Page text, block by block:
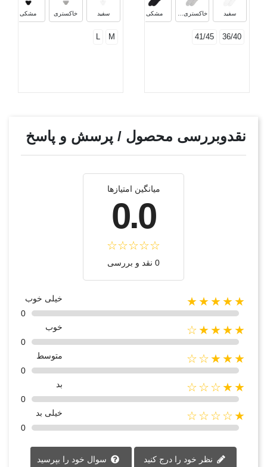
سفید خاکستری روشن مشکی
36/40
41/45
سفید خاکستری مشکی
M
L
نقدوبررسی محصول / پرسش و پاسخ
میانگین امتیازها
0.0
0 نقد و بررسی
★★★★★
خیلی خوب
0
★★★★☆
خوب
0
★★★☆☆
متوسط
0
★★☆☆☆
بد
0
★☆☆☆☆
خیلی بد
0
سوال خود را بپرسید